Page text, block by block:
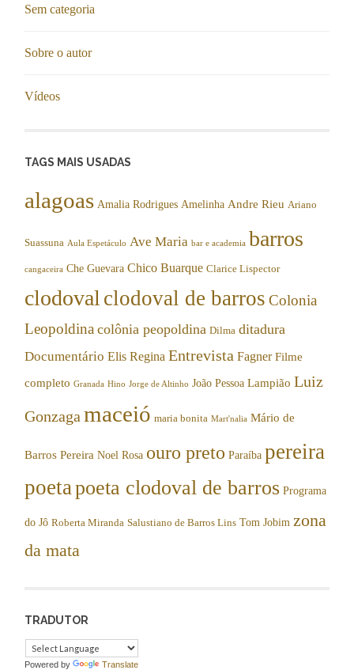
Sem categoria
Sobre o autor
Vídeos
TAGS MAIS USADAS
alagoas Amalia Rodrigues Amelinha Andre Rieu Ariano
Suassuna Aula Espetáculo Ave Maria bar e academia barros
cangaceira Che Guevara Chico Buarque Clarice Lispector
clodoval clodoval de barros Colonia
Leopoldina colônia peopoldina Dilma ditadura
Documentário Elis Regina Entrevista Fagner Filme
completo Granada Hino Jorge de Altinho João Pessoa Lampião Luiz
Gonzaga maceió maria bonita Mart'nalia Mário de
Barros Pereira Noel Rosa ouro preto Paraíba pereira
poeta poeta clodoval de barros Programa
do Jô Roberta Miranda Salustiano de Barros Lins Tom Jobim zona
da mata
TRADUTOR
Powered by Translate